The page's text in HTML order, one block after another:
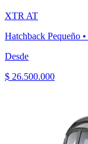
XTR AT
Hatchback Pequeño •
Desde
$ 26.500.000